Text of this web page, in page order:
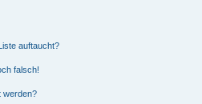
auftaucht?
falsch!
werden?